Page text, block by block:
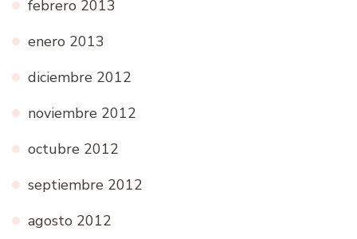
febrero 2013
enero 2013
diciembre 2012
noviembre 2012
octubre 2012
septiembre 2012
agosto 2012